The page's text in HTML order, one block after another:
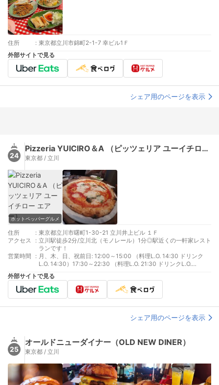
住所 : 東京都立川市錦町2-1-7 幸ビル1Ｆ
外部サイトで見る
シェア用のページを表示
24
Pizzeria YUICIRO＆A （ピッツェリア ユーイチロー エアー）
東京都 / 立川
ホットペッパーグルメ
住所 : 東京都立川市曙町1-30-21 立川井上ビル １Ｆ
アクセス
: 立川駅徒歩2分/立川北（モノレール）1分◎駅近くの一軒家レスト
ランです！
営業時間
: 月、木、日、祝前日: 12:00～15:00 （料理L.O. 14:30 ドリンク
L.O. 14:30）17:30～22:30 （料理L.O. 21:30 ドリンクL.O.
21:30）火: 12:00～15:0017:30～22:30金、土: 12:00～15:00
（料理L.O. 14:30 ドリンクL.O. 14:30）17:30～22:30 （料理L.O.
22:00 ドリンクL.O. 22:00）
外部サイトで見る
シェア用のページを表示
25
オールドニューダイナー（OLD NEW DINER）
東京都 / 立川